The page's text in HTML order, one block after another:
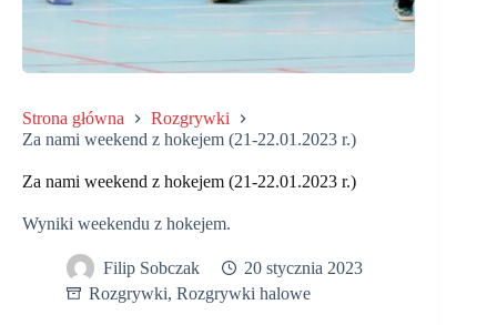
Strona główna
Rozgrywki
Za nami weekend z hokejem (21-22.01.2023 r.)
Za nami weekend z hokejem (21-22.01.2023 r.)
Wyniki weekendu z hokejem.
Filip Sobczak
20 stycznia 2023
Rozgrywki, Rozgrywki halowe